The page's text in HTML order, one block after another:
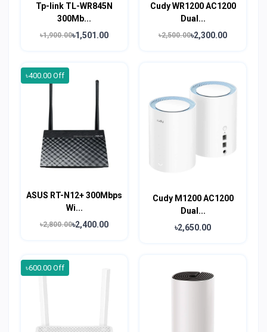
Tp-link TL-WR845N
300Mb...
৳1,900.00৳1,501.00
Cudy WR1200 AC1200
Dual...
৳2,500.00৳2,300.00
৳400.00 Off
ASUS RT-N12+ 300Mbps
Wi...
৳2,800.00৳2,400.00
Cudy M1200 AC1200
Dual...
৳2,650.00
৳600.00 Off